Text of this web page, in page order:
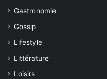
Gastronomie
Gossip
Lifestyle
Littérature
Loisirs